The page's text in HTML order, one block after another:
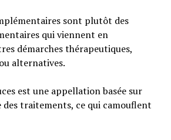
sont plutôt des
qui viennent en
démarches thérapeutiques,
alternatives.
est une appellation basée sur
des traitements, ce qui camouflent